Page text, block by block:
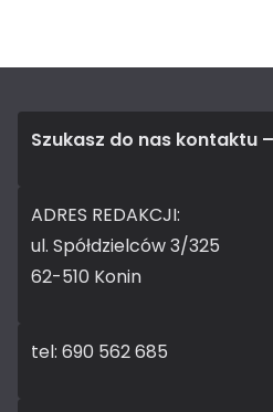
Szukasz do nas kontaktu
ADRES REDAKCJI:
ul. Spółdzielców 3/325
62-510 Konin
tel: 690 562 685